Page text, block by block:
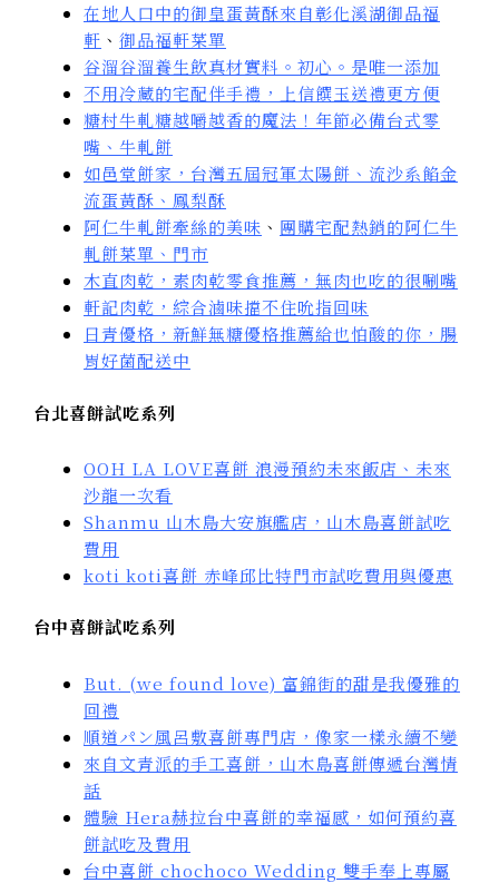
在地人口中的御皇蛋黃酥來自彰化溪湖御品福
軒 、 御品福軒菜單
谷溜谷溜養生飲真材實料。初心。是唯一添加
不用冷藏的宅配伴手禮，上信饌玉送禮更方便
糖村牛軋糖越嚼越香的魔法！年節必備台式零
嘴、牛軋餅
如邑堂餅家，台灣五屆冠軍太陽餅、流沙系餡金
流蛋黃酥、鳳梨酥
阿仁牛軋餅牽絲的美味 、 團購宅配熱銷的阿仁牛
軋餅菜單、門市
木直肉乾，素肉乾零食推薦，無肉也吃的很唰嘴
軒記肉乾，綜合滷味擋不住吮指回味
日青優格，新鮮無糖優格推薦給也怕酸的你，腸
胃好菌配送中
台北喜餅試吃系列
OOH LA LOVE喜餅 浪漫預約未來飯店、未來
沙龍一次看
Shanmu 山木島大安旗艦店，山木島喜餅試吃
費用
koti koti喜餅 赤峰邱比特門市試吃費用與優惠
台中喜餅試吃系列
But. (we found love) 富錦街的甜是我優雅的
回禮
順道パン風呂敷喜餅專門店， 像家一樣永續不變
來自文青派的手工喜餅，山木島喜餅傳遞台灣情
話
體驗 Hera赫拉台中喜餅的幸福感，如何預約喜
餅試吃及費用
台中喜餅 chochoco Wedding 雙手奉上專屬